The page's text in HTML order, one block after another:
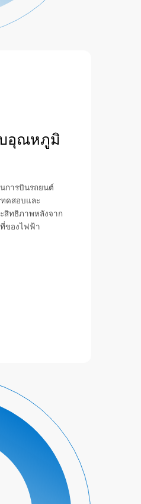
อุณหภูมิ
การบินรถยนต์
ดสอบและ
สิทธิภาพหลังจาก
ของไฟฟ้า